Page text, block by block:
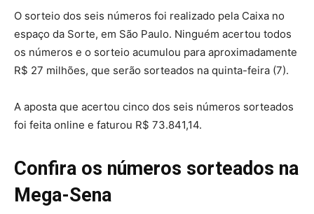
O sorteio dos seis números foi realizado pela Caixa no
espaço da Sorte, em São Paulo. Ninguém acertou todos
os números e o sorteio acumulou para aproximadamente
R$ 27 milhões, que serão sorteados na quinta-feira (7).
A aposta que acertou cinco dos seis números sorteados
foi feita online e faturou R$ 73.841,14.
Confira os números sorteados na
Mega-Sena